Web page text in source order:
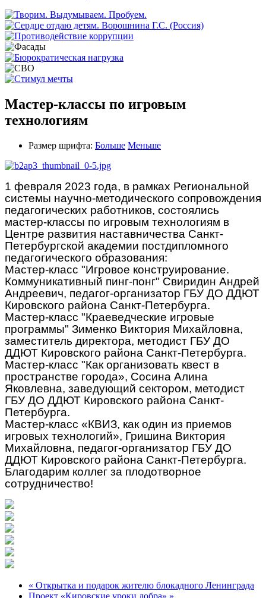
Мастер-классы по игровым
технологиям
Размер шрифта: Больше Меньше
1 февраля 2023 года, в рамках Региональной
системы научно-методического сопровождения
педагогических работников, состоялись
мастер-классы по игровым технологиям в
Центре развития наставничества Санкт-
Петербургской академии постдипломного
педагогического образования:
Мастер-класс "Игровое конструирование.
Коммуникативный пинг-понг" Свиридин Андрей
Андреевич, педагог-организатор ГБУ ДО ДДЮТ
Кировского района Санкт-Петербурга.
Мастер-класс "Краеведческие игровые
программы" Зименко Виктория Михайловна,
заместитель директора, методист ГБУ ДО
ДДЮТ Кировского района Санкт-Петербурга.
Мастер-класс "Как организовать квест в
пространстве города», Сосина Алина
Яковлевна, заведующий сектором, методист
ГБУ ДО ДДЮТ Кировского района Санкт-
Петербурга.
Мастер-класс «КВИЗ, как один из приемов
игровых технологий», Гришина Виктория
Михайловна, педагог-организатор ГБУ ДО
ДДЮТ Кировского района Санкт-Петербурга.
Благодарим коллег за плодотворное
сотрудничество!
« Открытка и подарок жителю блокадного Ленинграда
Проект «Кировские уроки добра» »